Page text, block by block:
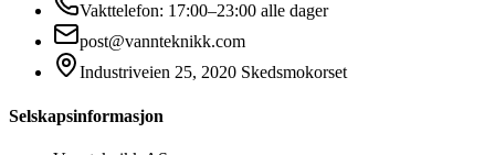
Vakttelefon: 17:00–23:00 alle dager
post@vannteknikk.com
Industriveien 25, 2020 Skedsmokorset
Selskapsinformasjon